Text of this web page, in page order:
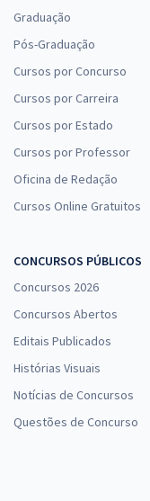
Graduação
Pós-Graduação
Cursos por Concurso
Cursos por Carreira
Cursos por Estado
Cursos por Professor
Oficina de Redação
Cursos Online Gratuitos
CONCURSOS PÚBLICOS
Concursos 2026
Concursos Abertos
Editais Publicados
Histórias Visuais
Notícias de Concursos
Questões de Concurso